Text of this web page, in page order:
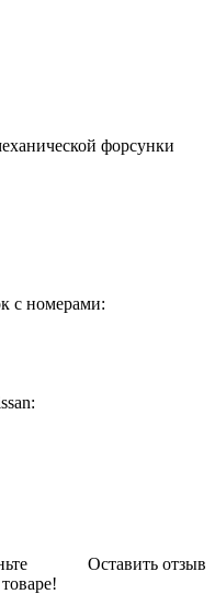
форсунки
с номерами:
Оставить отзыв